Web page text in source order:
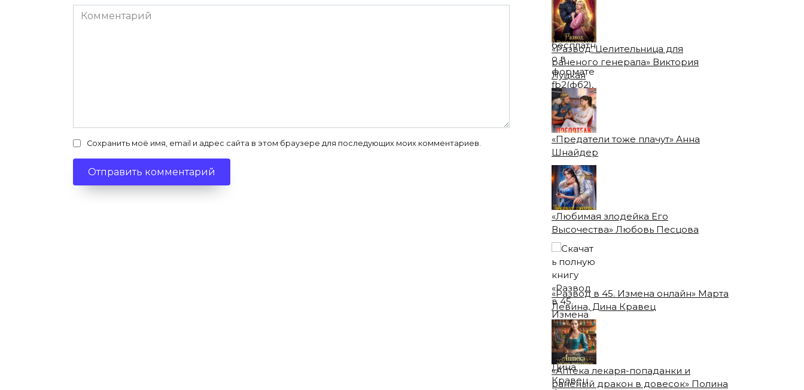
Комментарий
Сохранить моё имя, email и адрес сайта в этом браузере для последующих моих комментариев.
«Развод. Целительница для
раненого генерала» Виктория
Луцкая
«Предатели тоже плачут» Анна
Шнайдер
«Любимая злодейка Его
Высочества» Любовь Песцова
«Развод в 45. Измена онлайн» Марта
Левина, Дина Кравец
«Аптека лекаря-попаданки и
раненый дракон в довесок» Полина